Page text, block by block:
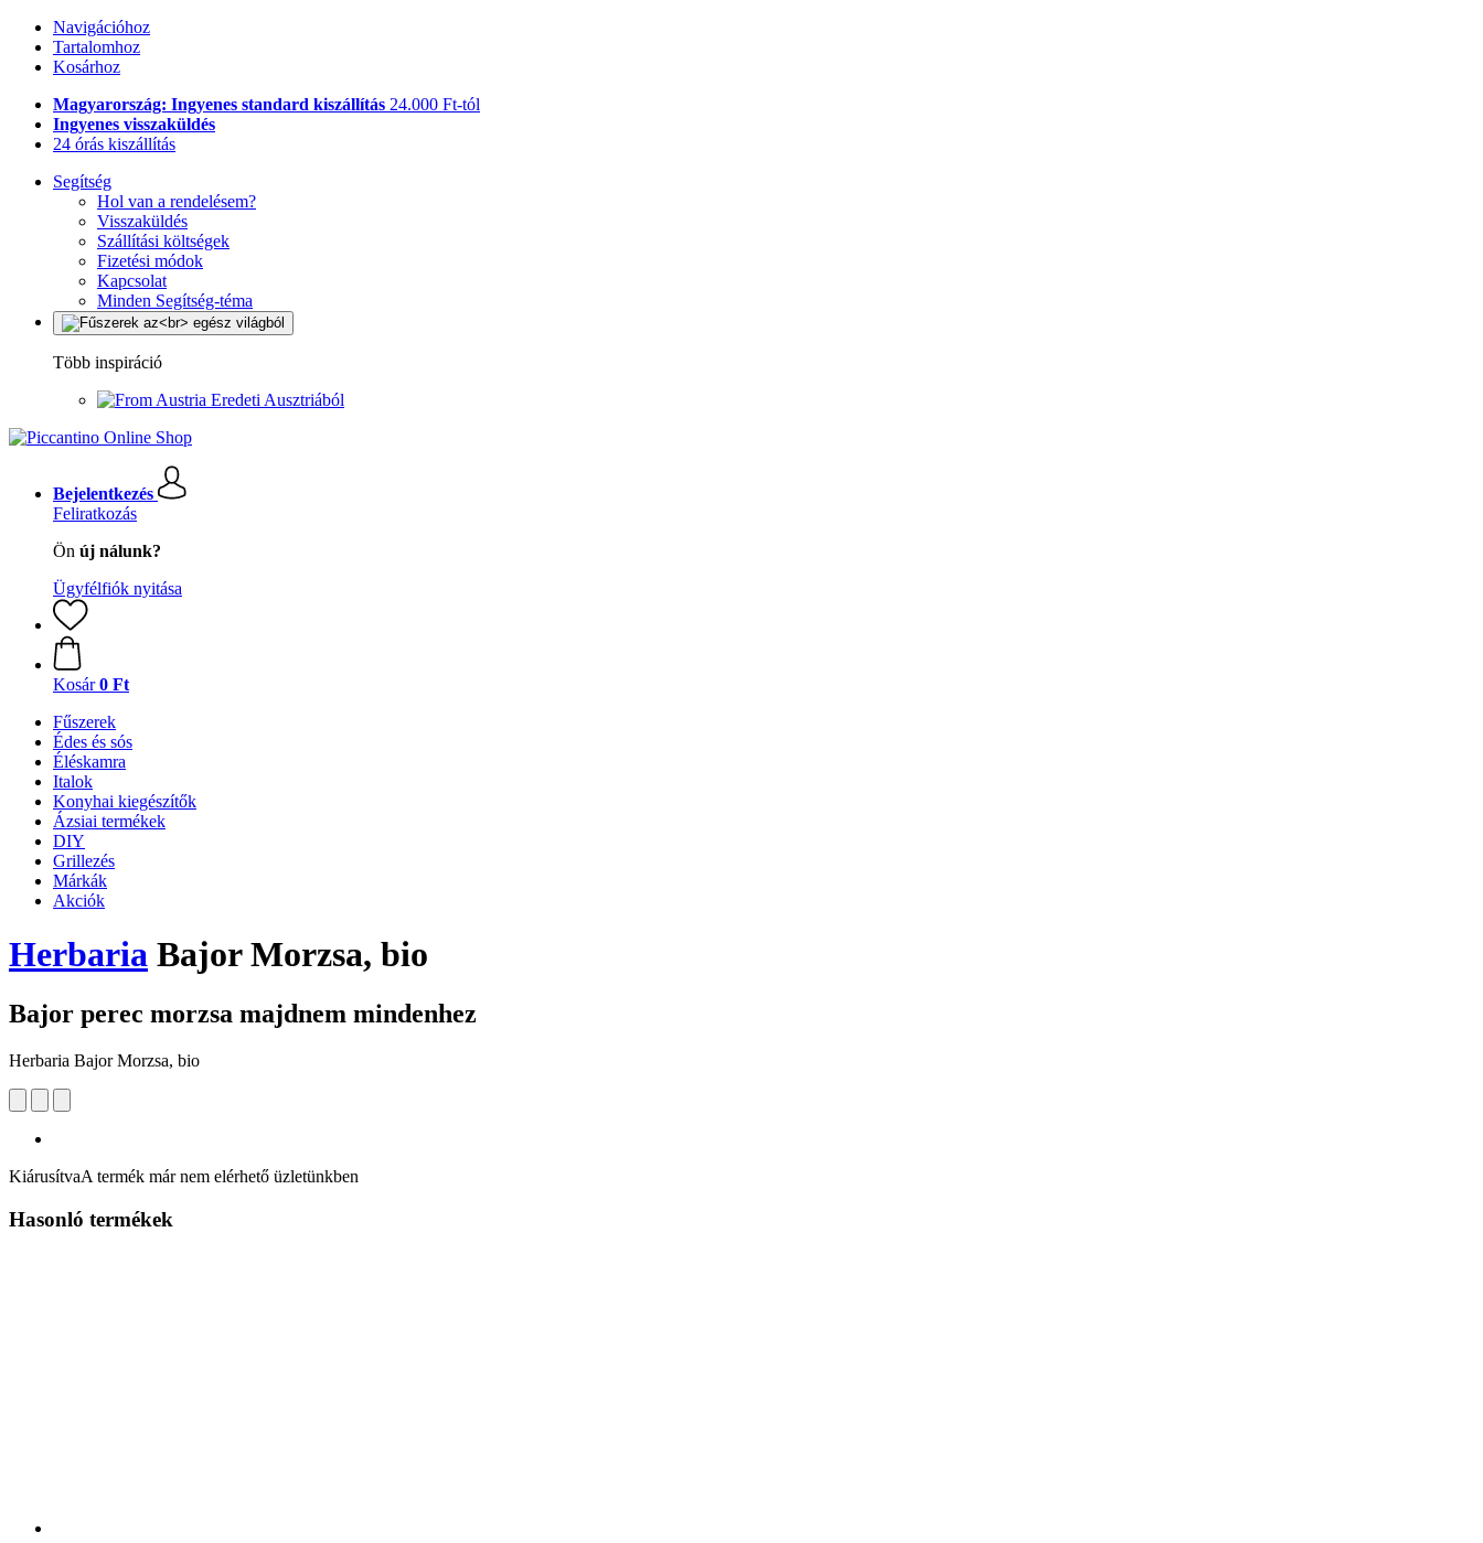
Navigációhoz
Tartalomhoz
Kosárhoz
Magyarország: Ingyenes standard kiszállítás 24.000 Ft-tól
Ingyenes visszaküldés
24 órás kiszállítás
Segítség
Hol van a rendelésem?
Visszaküldés
Szállítási költségek
Fizetési módok
Kapcsolat
Minden Segítség-téma
Több inspiráció
Eredeti Ausztriából
Bejelentkezés
Feliratkozás
Ön új nálunk?
Ügyfélfiók nyitása
Kosár 0 Ft
Fűszerek
Édes és sós
Éléskamra
Italok
Konyhai kiegészítők
Ázsiai termékek
DIY
Grillezés
Márkák
Akciók
Herbaria Bajor Morzsa, bio
Bajor perec morzsa majdnem mindenhez
Herbaria Bajor Morzsa, bio
KiárusítvaA termék már nem elérhető üzletünkben
Hasonló termékek